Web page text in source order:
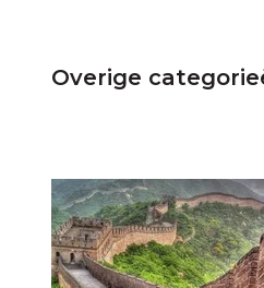
Infusie
MOMENT VAN DE DAG
Morgen(84)
Namiddag(95)
Overige